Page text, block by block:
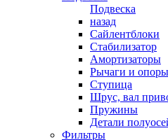
Подвеска
назад
Сайлентблоки
Стабилизатор
Амортизаторы
Рычаги и опоры
Ступица
Шрус, вал
Пружины
Детали
Фильтры